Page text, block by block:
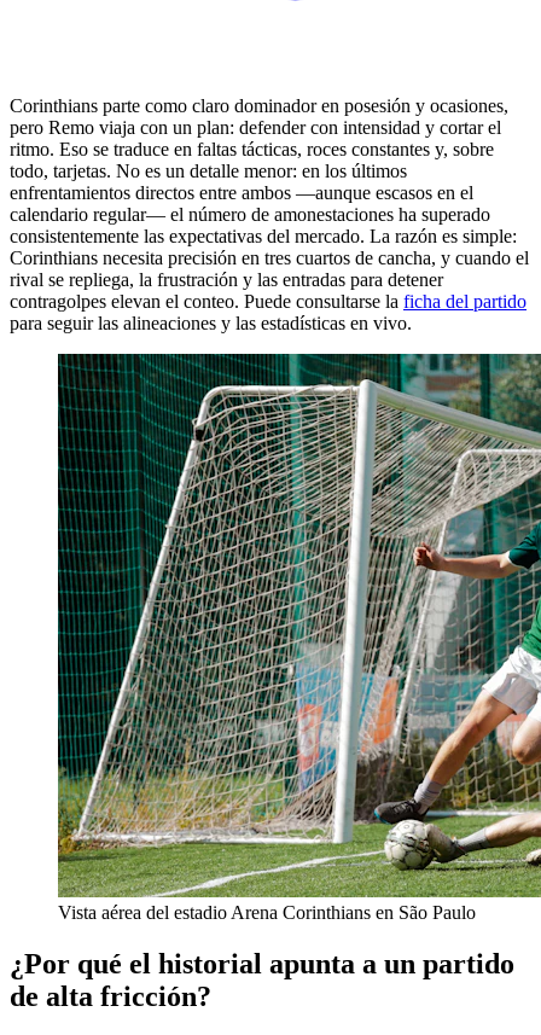
Corinthians parte como claro dominador en posesión y ocasiones,
pero Remo viaja con un plan: defender con intensidad y cortar el
ritmo. Eso se traduce en faltas tácticas, roces constantes y, sobre
todo, tarjetas. No es un detalle menor: en los últimos
enfrentamientos directos entre ambos —aunque escasos en el
calendario regular— el número de amonestaciones ha superado
consistentemente las expectativas del mercado. La razón es simple:
Corinthians necesita precisión en tres cuartos de cancha, y cuando el
rival se repliega, la frustración y las entradas para detener
contragolpes elevan el conteo. Puede consultarse la ficha del partido
para seguir las alineaciones y las estadísticas en vivo.
Vista aérea del estadio Arena Corinthians en São Paulo
¿Por qué el historial apunta a un partido
de alta fricción?